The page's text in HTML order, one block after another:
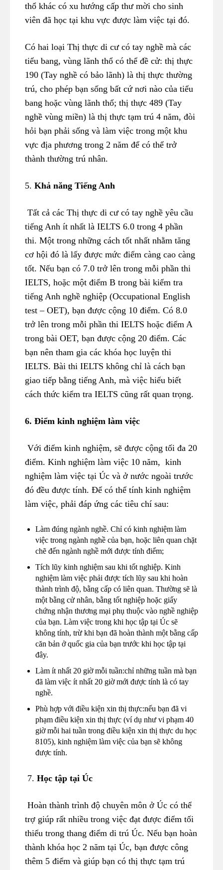
thổ khác có xu hướng cấp thư mời cho sinh
viên đã học tại khu vực được làm việc tại đó.
Có hai loại Thị thực di cư có tay nghề mà các
tiểu bang, vùng lãnh thổ có thể đề cử: thị thực
190 (Tay nghề có bảo lãnh) là thị thực thường
trú, cho phép bạn sống bất cứ nơi nào của tiểu
bang hoặc vùng lãnh thổ; thị thực 489 (Tay
nghề vùng miền) là thị thực tạm trú 4 năm, đòi
hỏi bạn phải sống và làm việc trong một khu
vực địa phương trong 2 năm để có thể trở
thành thường trú nhân.
5. Khả năng Tiếng Anh
Tất cả các Thị thực di cư có tay nghề yêu cầu
tiếng Anh ít nhất là IELTS 6.0 trong 4 phần
thi. Một trong những cách tốt nhất nhằm tăng
cơ hội đó là lấy được mức điểm càng cao càng
tốt. Nếu bạn có 7.0 trở lên trong mỗi phần thi
IELTS, hoặc một điểm B trong bài kiểm tra
tiếng Anh nghề nghiệp (Occupational English
test – OET), bạn được cộng 10 điểm. Có 8.0
trở lên trong mỗi phần thi IELTS hoặc điểm A
trong bài OET, bạn được cộng 20 điểm. Các
bạn nên tham gia các khóa học luyện thi
IELTS. Bài thi IELTS không chỉ là cách bạn
giao tiếp bằng tiếng Anh, mà việc hiểu biết
cách thức kiểm tra IELTS cũng rất quan trọng.
6. Điểm kinh nghiệm làm việc
Với điểm kinh nghiệm, sẽ được cộng tối đa 20
điểm. Kinh nghiệm làm việc 10 năm, kinh
nghiệm làm việc tại Úc và ở nước ngoài trước
đó đều được tính. Để có thể tính kinh nghiệm
làm việc, phải đáp ứng các tiêu chí sau:
Làm đúng ngành nghề. Chỉ có kinh nghiệm làm
việc trong ngành nghề của bạn, hoặc liên quan chặt
chẽ đến ngành nghề mới được tính điểm;
Tích lũy kinh nghiệm sau khi tốt nghiệp. Kinh
nghiệm làm việc phải được tích lũy sau khi hoàn
thành trình độ, bằng cấp có liên quan. Thường sẽ là
một bằng cử nhân, bằng tốt nghiệp hoặc giấy
chứng nhận thương mại phụ thuộc vào nghề nghiệp
của bạn. Làm việc trong khi học tập tại Úc sẽ
không tính, trừ khi bạn đã hoàn thành một bằng cấp
căn bản ở quốc gia của bạn trước khi học tập tại
đây.
Làm ít nhất 20 giờ mỗi tuần:chỉ những tuần mà bạn
đã làm việc ít nhất 20 giờ mới được tính là có tay
nghề.
Phù hợp với điều kiện xin thị thực:nếu bạn đã vi
phạm điều kiện xin thị thực (ví dụ như vi phạm 40
giờ mỗi hai tuần trong điều kiện xin thị thực du học
8105), kinh nghiệm làm việc của bạn sẽ không
được tính.
7. Học tập tại Úc
Hoàn thành trình độ chuyên môn ở Úc có thể
trợ giúp rất nhiều trong việc đạt được điểm tối
thiểu trong thang điểm di trú Úc. Nếu bạn hoàn
thành khóa học 2 năm tại Úc, bạn được công
thêm 5 điểm và giúp bạn có thị thực tạm trú